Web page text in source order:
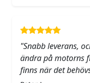
"Snabb leverans,
ändra på motorns
finns när det